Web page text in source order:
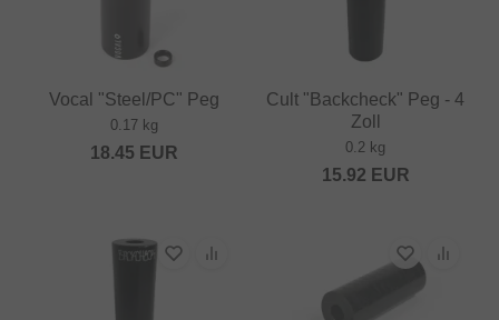
Vocal "Steel/PC" Peg
0.17 kg
18.45 EUR
Cult "Backcheck" Peg - 4
Zoll
0.2 kg
15.92 EUR